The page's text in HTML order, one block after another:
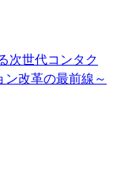
次世代コンタク
改革の最前線～